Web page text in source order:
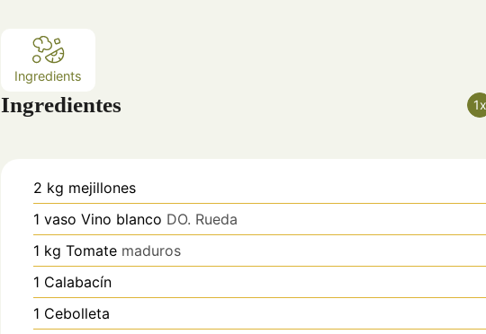
Ingredients
Ingredientes 1x
2 kg mejillones
1 vaso Vino blanco DO. Rueda
1 kg Tomate maduros
1 Calabacín
1 Cebolleta